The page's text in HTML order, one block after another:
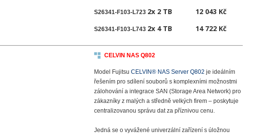
S26341-F103-L723 2x 2 TB 12 043 Kč
S26341-F103-L743 2x 4 TB 14 722 Kč
CELVIN NAS Q802
Model Fujitsu CELVIN® NAS Server Q802 je ideálním
řešením pro sdílení souborů s komplexními možnostmi
zálohování a integrace SAN (Storage Area Network) pro
zákazníky z malých a středně velkých firem – poskytuje
centralizovanou správu dat za příznivou cenu.
Jedná se o vyvážené univerzální zařízení s úložnou